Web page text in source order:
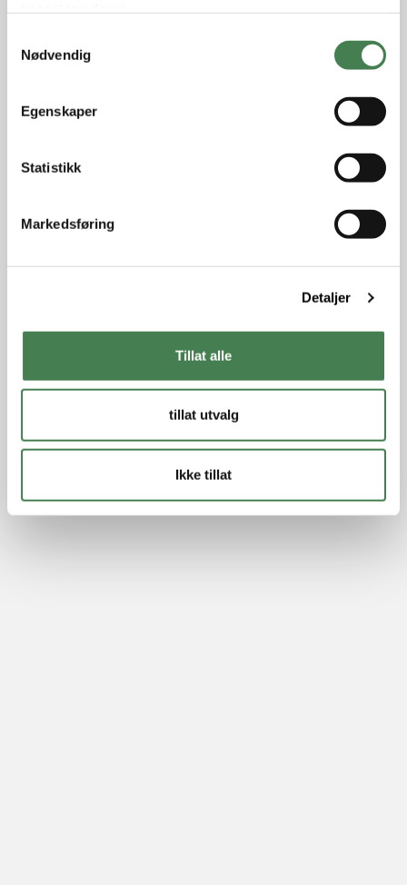
Nødvendig
Egenskaper
Statistikk
Markedsføring
Detaljer
Tillat alle
tillat utvalg
Ikke tillat